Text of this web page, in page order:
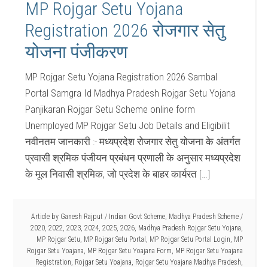
MP Rojgar Setu Yojana
Registration 2026 रोजगार सेतु
योजना पंजीकरण
MP Rojgar Setu Yojana Registration 2026 Sambal
Portal Samgra Id Madhya Pradesh Rojgar Setu Yojana
Panjikaran Rojgar Setu Scheme online form
Unemployed MP Rojgar Setu Job Details and Eligibilit
नवीनतम जानकारी :- मध्यप्रदेश रोजगार सेतु योजना के अंतर्गत
प्रवासी श्रमिक पंजीयन प्रबंधन प्रणाली के अनुसार मध्यप्रदेश
के मूल निवासी श्रमिक, जो प्रदेश के बाहर कार्यरत […]
Article by Ganesh Rajput / Indian Govt Scheme, Madhya Pradesh Scheme /
2020, 2022, 2023, 2024, 2025, 2026, Madhya Pradesh Rojgar Setu Yojana,
MP Rojgar Setu, MP Rojgar Setu Portal , MP Rojgar Setu Portal Login, MP
Rojgar Setu Yoajana, MP Rojgar Setu Yoajana Form, MP Rojgar Setu Yoajana
Registration, Rojgar Setu Yoajana, Rojgar Setu Yoajana Madhya Pradesh,